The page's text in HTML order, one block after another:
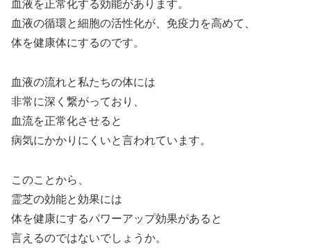
血液を正常化する効能があります。
血液の循環と細胞の活性化が、免疫力を高めて、
体を健康体にするのです。
血液の流れと私たちの体には
非常に深く繋がっており、
血流を正常化させると
病気にかかりにくいと言われています。
このことから、
霊芝の効能と効果には
体を健康にするパワーアップ効果があると
言えるのではないでしょうか。